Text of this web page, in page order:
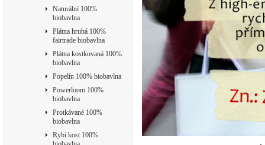
Naturální 100%
biobavlna
Plátna hrubá 100%
fairtrade biobavlna
Plátna kostkovaná 100%
biobavlna
Popelín 100% biobavlna
Powerloom 100%
biobavlna
Protkávané 100%
biobavlna
Rybí kost 100%